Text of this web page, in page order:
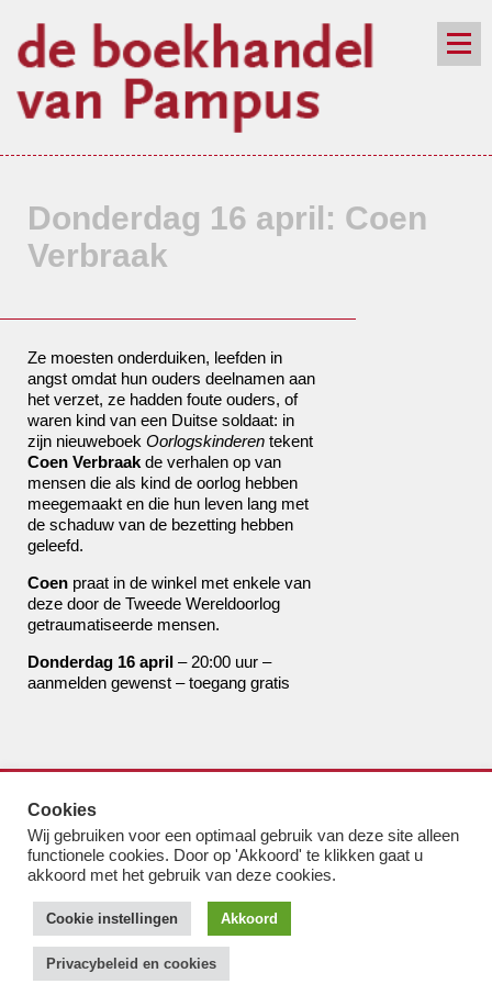
Donderdag 16 april: Coen
Verbraak
Ze moesten onderduiken, leefden in
angst omdat hun ouders deelnamen aan
het verzet, ze hadden foute ouders, of
waren kind van een Duitse soldaat: in
zijn nieuweboek Oorlogskinderen tekent
Coen Verbraak de verhalen op van
mensen die als kind de oorlog hebben
meegemaakt en die hun leven lang met
de schaduw van de bezetting hebben
geleefd.
Coen praat in de winkel met enkele van
deze door de Tweede Wereldoorlog
getraumatiseerde mensen.
Donderdag 16 april – 20:00 uur –
aanmelden gewenst – toegang gratis
bestel@boekhandelvanpampus.nl
van Eesterenlaan 17
1019 JK Amsterdam
u appt ons 06 1544 8310
u belt ons 020 419 3023
Algemene Voorwaarden
Privacy-beleid & cookies
Cookies
Wij gebruiken voor een optimaal gebruik van deze site alleen
functionele cookies. Door op 'Akkoord' te klikken gaat u
akkoord met het gebruik van deze cookies.
Cookie instellingen Akkoord
Privacybeleid en cookies